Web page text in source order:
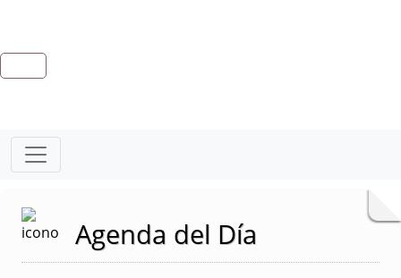
Agenda del Día